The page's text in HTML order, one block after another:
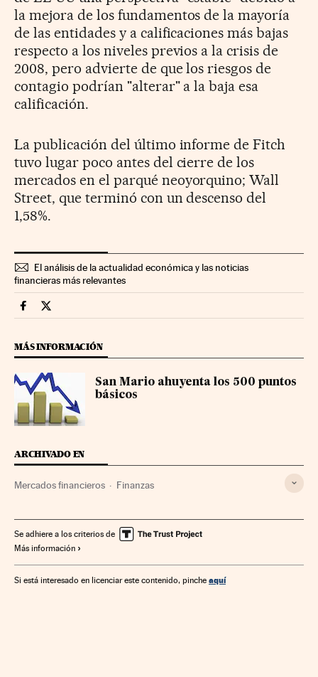
la mejora de los fundamentos de la mayoría
de las entidades y a calificaciones más bajas
respecto a los niveles previos a la crisis de
2008, pero advierte de que los riesgos de
contagio podrían "alterar" a la baja esa
calificación.
La publicación del último informe de Fitch
tuvo lugar poco antes del cierre de los
mercados en el parqué neoyorquino; Wall
Street, que terminó con un descenso del
1,58%.
El análisis de la actualidad económica y las noticias
financieras más relevantes
Mercados Financieros Cinco Días en Facebook
Mercados Financieros Cinco Días en Twitter
MÁS INFORMACIÓN
San Mario ahuyenta los 500 puntos
básicos
ARCHIVADO EN
Mercados financieros Finanzas
Se adhiere a los criterios de
Más información
Si está interesado en licenciar este contenido, pinche aquí